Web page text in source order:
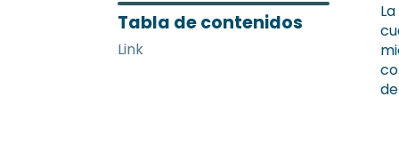
Tabla de contenidos
Link